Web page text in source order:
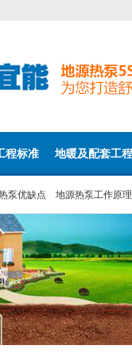
程标准 地暖及配套工程
泵优缺点 地源热泵工作原理